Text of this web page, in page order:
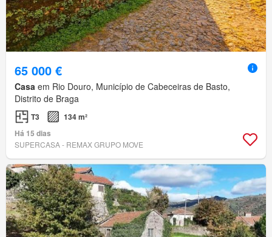
65 000 €
Casa em Rio Douro, Município de Cabeceiras de Basto,
Distrito de Braga
T3
134 m²
Há 15 dias
SUPERCASA - REMAX GRUPO MOVE